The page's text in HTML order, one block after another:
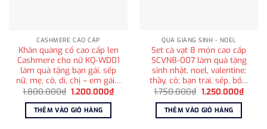
CASHMERE CAO CẤP
Khăn quàng cổ cao cấp len
Cashmere cho nữ KQ-WD01
làm quà tặng bạn gái, sếp
nữ, mẹ, cô, dì, chị – em gái…
1.800.000₫ Giá
là:
1.800.000₫.
1.200.000₫Giá
hiện
1.200.000₫.
THÊM VÀO GIỎ HÀNG
QUÀ GIÁNG SINH - NOEL
Set cà vạt 8 món cao cấp
SCVN8-007 làm quà tặng
sinh nhật, noel, valentine;
thầy, cô; bạn trai, sếp, bố…
1.750.000₫ Giá
là:
1.750.000₫.
1.250.000₫Giá
hiện
THÊM VÀO GIỎ HÀNG